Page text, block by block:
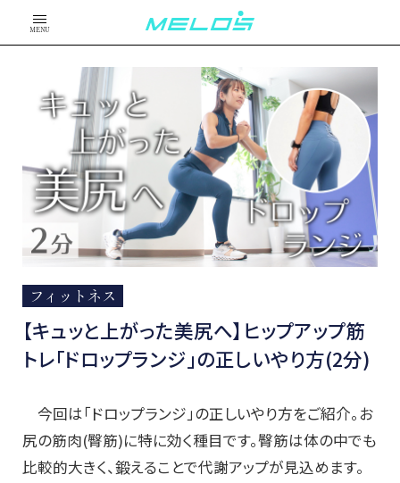
MENU
フィットネス
【キュッと上がった美尻へ】ヒップアップ筋
トレ「ドロップランジ」の正しいやり方(2分)
今回は「ドロップランジ」の正しいやり方をご紹介。お
尻の筋肉(臀筋)に特に効く種目です。臀筋は体の中でも
比較的大きく、鍛えることで代謝アップが見込めます。